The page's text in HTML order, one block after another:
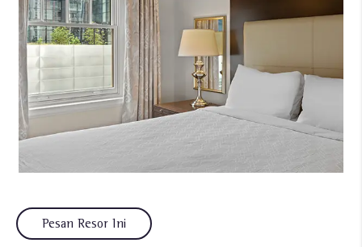
Pesan Resor Ini